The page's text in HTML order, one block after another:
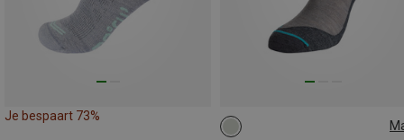
Je bespaart 73%
35|36|37|38